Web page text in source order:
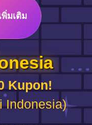
มเติม
Kupon!
Indonesia)